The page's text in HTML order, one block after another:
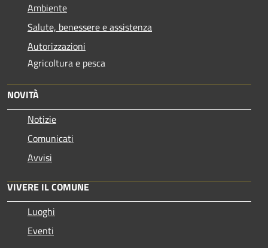
Ambiente
Salute, benessere e assistenza
Autorizzazioni
Agricoltura e pesca
NOVITÀ
Notizie
Comunicati
Avvisi
VIVERE IL COMUNE
Luoghi
Eventi